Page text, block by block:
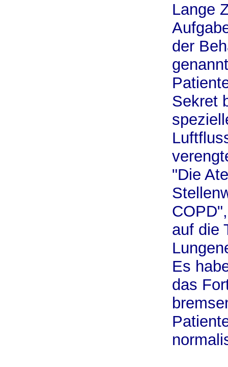
Lange
der
Sekret
"Die
auf die
Es
das